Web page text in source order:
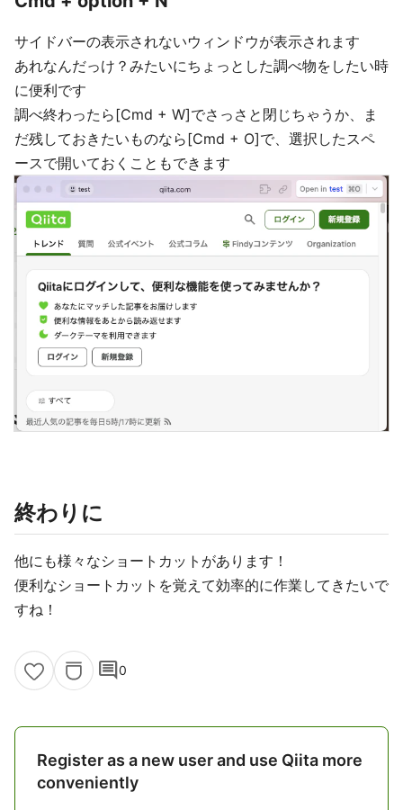
サイドバーの表示されないウィンドウが表示されます
あれなんだっけ？みたいにちょっとした調べ物をしたい時
に便利です
調べ終わったら[Cmd + W]でさっさと閉じちゃうか、ま
だ残しておきたいものなら[Cmd + O]で、選択したスペ
ースで開いておくこともできます
終わりに
他にも様々なショートカットがあります！
便利なショートカットを覚えて効率的に作業してきたいで
すね！
comment0
Register as a new user and use Qiita more
conveniently